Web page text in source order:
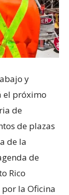
y
el próximo
de
de plazas
de la
de
Rico
la Oficina